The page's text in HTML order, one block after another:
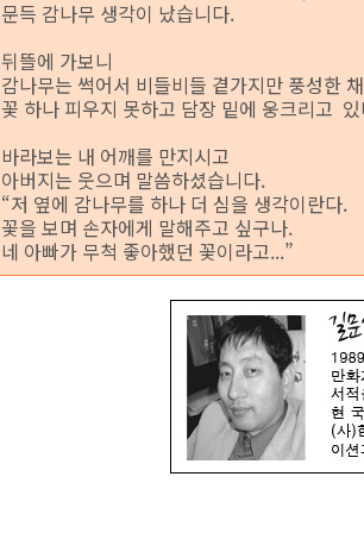
문득 감나무 생각이 났습니다.
뒤뜰에 가보니
감나무는 썩어서 비들비들 곁가지만 풍성한 채
꽃 하나 피우지 못하고 담장 밑에 웅크리고
바라보는 내 어깨를 만지시고
아버지는 웃으며 말씀하셨습니다.
“저 옆에 감나무를 하나 더 심을 생각이란다.
꽃을 보며 손자에게 말해주고 싶구나.
네 아빠가 무척 좋아했던 꽃이라고...”